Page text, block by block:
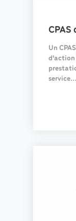
CPAS
Un
d'action
service...